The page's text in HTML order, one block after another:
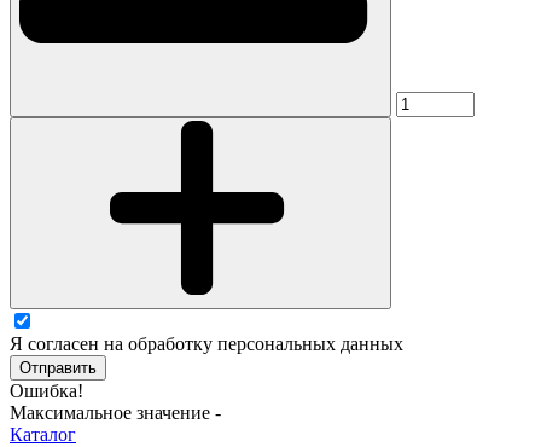
Я согласен на обработку персональных данных
Отправить
Ошибка!
Максимальное значение -
Каталог